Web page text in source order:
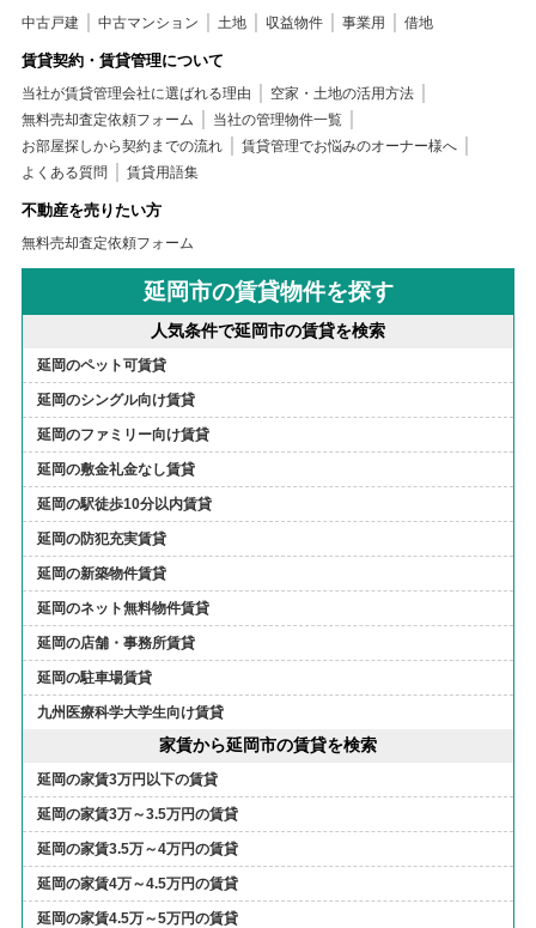
中古戸建 中古マンション 土地 収益物件 事業用 借地
賃貸契約・賃貸管理について
当社が賃貸管理会社に選ばれる理由
空家・土地の活用方法
無料売却査定依頼フォーム
当社の管理物件一覧
お部屋探しから契約までの流れ
賃貸管理でお悩みのオーナー様へ
よくある質問
賃貸用語集
不動産を売りたい方
無料売却査定依頼フォーム
延岡市の賃貸物件を探す
人気条件で延岡市の賃貸を検索
延岡のペット可賃貸
延岡のシングル向け賃貸
延岡のファミリー向け賃貸
延岡の敷金礼金なし賃貸
延岡の駅徒歩10分以内賃貸
延岡の防犯充実賃貸
延岡の新築物件賃貸
延岡のネット無料物件賃貸
延岡の店舗・事務所賃貸
延岡の駐車場賃貸
九州医療科学大学生向け賃貸
家賃から延岡市の賃貸を検索
延岡の家賃3万円以下の賃貸
延岡の家賃3万～3.5万円の賃貸
延岡の家賃3.5万～4万円の賃貸
延岡の家賃4万～4.5万円の賃貸
延岡の家賃4.5万～5万円の賃貸